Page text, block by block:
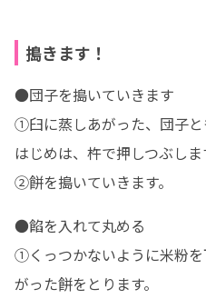
搗きます！
●団子を搗いていきます
①臼に蒸しあがった、団子と
はじめは、杵で押しつぶしま
②餅を搗いていきます。
●餡を入れて丸める
①くっつかないように米粉
がった餅をとります。